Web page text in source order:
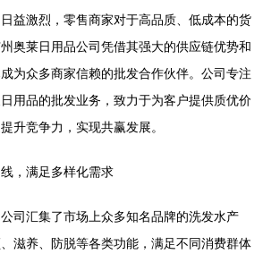
益激烈，零售商家对于高品质、低成本的货
奥莱日用品公司凭借其强大的供应链优势和
为众多商家信赖的批发合作伙伴。公司专注
用品的批发业务，致力于为客户提供质优价
升竞争力，实现共赢发展。
，满足多样化需求
司汇集了市场上众多知名品牌的洗发水产
滋养、防脱等各类功能，满足不同消费群体